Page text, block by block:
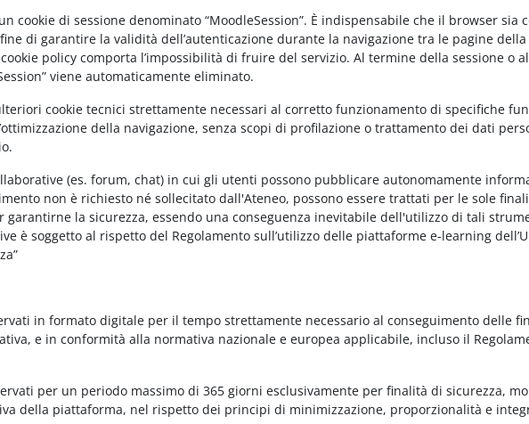
cookie di sessione denominato “MoodleSession”. È indispensabile che il browser sia
di garantire la validità dell’autenticazione durante la navigazione tra le pagine
policy comporta l’impossibilità di fruire del servizio. Al termine della sessione o
viene automaticamente eliminato.
cookie tecnici strettamente necessari al corretto funzionamento di specifiche
della navigazione, senza scopi di profilazione o trattamento dei dati
(es. forum, chat) in cui gli utenti possono pubblicare autonomamente
non è richiesto né sollecitato dall'Ateneo, possono essere trattati per le sole
garantirne la sicurezza, essendo una conseguenza inevitabile dell'utilizzo di tali
è soggetto al rispetto del Regolamento sull’utilizzo delle piattaforme e-learning
in formato digitale per il tempo strettamente necessario al conseguimento delle
e in conformità alla normativa nazionale e europea applicabile, incluso il
per un periodo massimo di 365 giorni esclusivamente per finalità di sicurezza,
della piattaforma, nel rispetto dei principi di minimizzazione, proporzionalità e